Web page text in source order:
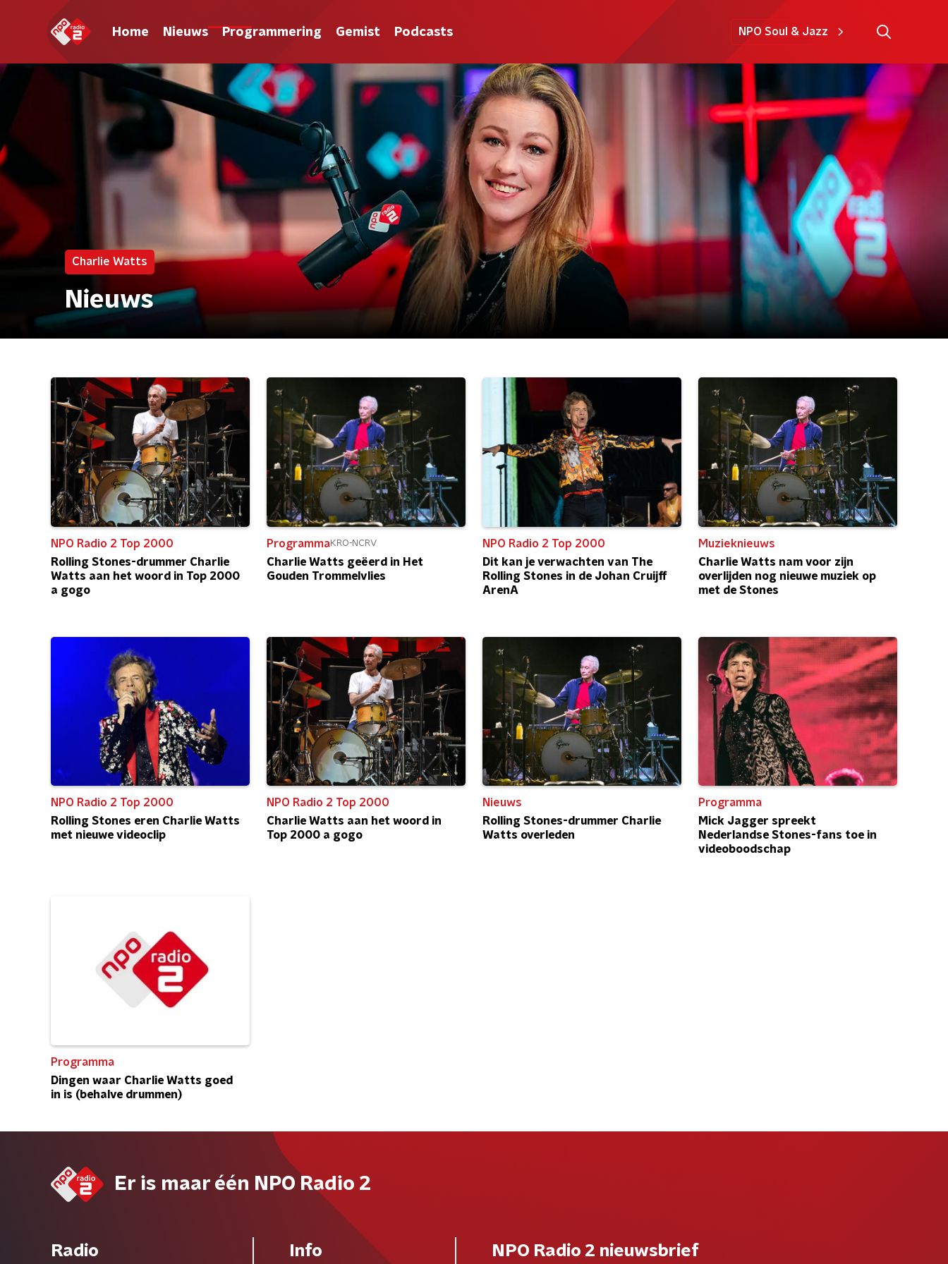
Home Nieuws Programmering Gemist Podcasts NPO Soul & Jazz
Charlie Watts
Nieuws
NPO Radio 2 Top 2000
Rolling Stones-drummer Charlie
Watts aan het woord in Top 2000
a gogo
ProgrammaKRO-NCRV
Charlie Watts geëerd in Het
Gouden Trommelvlies
NPO Radio 2 Top 2000
Dit kan je verwachten van The
Rolling Stones in de Johan Cruijff
ArenA
Muzieknieuws
Charlie Watts nam voor zijn
overlijden nog nieuwe muziek op
met de Stones
NPO Radio 2 Top 2000
Rolling Stones eren Charlie Watts
met nieuwe videoclip
NPO Radio 2 Top 2000
Charlie Watts aan het woord in
Top 2000 a gogo
Nieuws
Rolling Stones-drummer Charlie
Watts overleden
Programma
Mick Jagger spreekt
Nederlandse Stones-fans toe in
videoboodschap
Programma
Dingen waar Charlie Watts goed
in is (behalve drummen)
Er is maar één NPO Radio 2
Radio Info NPO Radio 2 nieuwsbrief